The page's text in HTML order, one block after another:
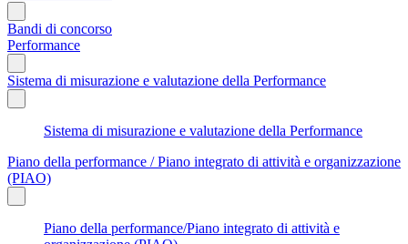
Bandi di concorso
Performance
Sistema di misurazione e valutazione della Performance
Sistema di misurazione e valutazione della Performance
Piano della performance / Piano integrato di attività e organizzazione
(PIAO)
Piano della performance/Piano integrato di attività e